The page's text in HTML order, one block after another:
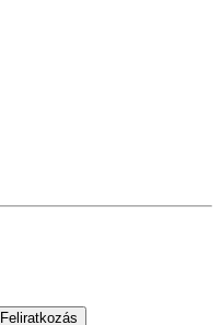
Feliratkozás